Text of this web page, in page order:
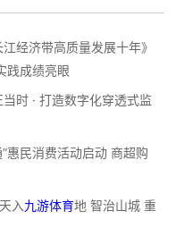
济带高质量发展十年》
践成绩亮眼
时 · 打造数字化穿透式监
民消费活动启动 商超购
入九游体育地 智治山城 重